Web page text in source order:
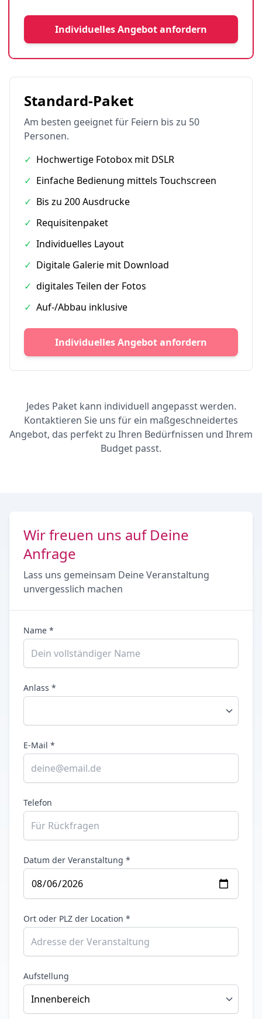
Individuelles Angebot anfordern
Standard-Paket
Am besten geeignet für Feiern bis zu 50
Personen.
✓ Hochwertige Fotobox mit DSLR
✓ Einfache Bedienung mittels Touchscreen
✓ Bis zu 200 Ausdrucke
✓ Requisitenpaket
✓ Individuelles Layout
✓ Digitale Galerie mit Download
✓ digitales Teilen der Fotos
✓ Auf-/Abbau inklusive
Individuelles Angebot anfordern
Jedes Paket kann individuell angepasst werden.
Kontaktieren Sie uns für ein maßgeschneidertes
Angebot, das perfekt zu Ihren Bedürfnissen und Ihrem
Budget passt.
Wir freuen uns auf Deine
Anfrage
Lass uns gemeinsam Deine Veranstaltung
unvergesslich machen
Name *
Anlass *
E-Mail *
Telefon
Datum der Veranstaltung *
Ort oder PLZ der Location *
Aufstellung